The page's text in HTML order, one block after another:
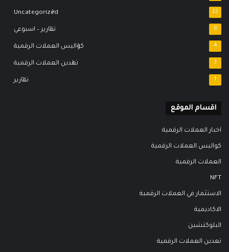
Uncategorized 22
تقارير – اسبوعي 8
كواليس العملات الرقمية 4
تعدين العملات الرقمية 3
تقارير 1
اقسام الموقع
اخبار العملات الرقمية
كواليس العملات الرقمية
العملات الرقمية
NFT
الاستثمار في العملات الرقمية
الاكاديمية
البلوكتشين
تعدين العملات الرقمية